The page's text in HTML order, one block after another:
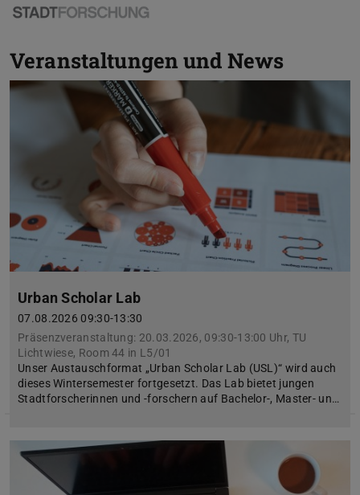
Veranstaltungen und News
Urban Scholar Lab
07.08.2026 09:30-13:30
Präsenzveranstaltung: 20.03.2026, 09:30-13:00 Uhr, TU
Lichtwiese, Room 44 in L5/01
Unser Austauschformat „Urban Scholar Lab (USL)“ wird auch
dieses Wintersemester fortgesetzt. Das Lab bietet jungen
Stadtforscherinnen und -forschern auf Bachelor-, Master- un…